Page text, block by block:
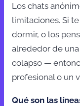
Los chats
limitaciones. Si
dormir, o los
alrededor de
colapso —
profesional o un
Qué son las